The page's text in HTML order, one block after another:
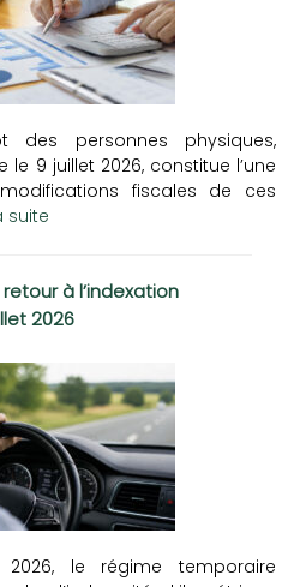
des personnes physiques,
9 juillet 2026, constitue l’une
fiscales de ces
suite
à l’indexation
2026
le régime temporaire